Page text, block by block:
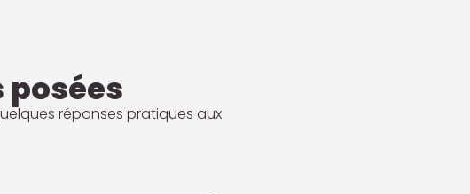
réponses pratiques aux